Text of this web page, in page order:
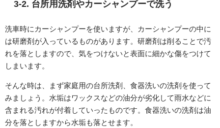
3-2. 台所用洗剤やカーシャンプーで洗う
洗車時にカーシャンプーを使いますが、カーシャンプーの中に
は研磨剤が入っているものがあります。研磨剤は削ることで汚
れを落としますので、気をつけないと表面に細かな傷をつけて
しまいます。
そんな時は、まず家庭用の台所洗剤、食器洗いの洗剤を使って
みましょう。水垢はワックスなどの油分が劣化して雨水などに
含まれる汚れが付着していったものです。食器洗いの洗剤は油
分を落としますから水垢も落とせます。